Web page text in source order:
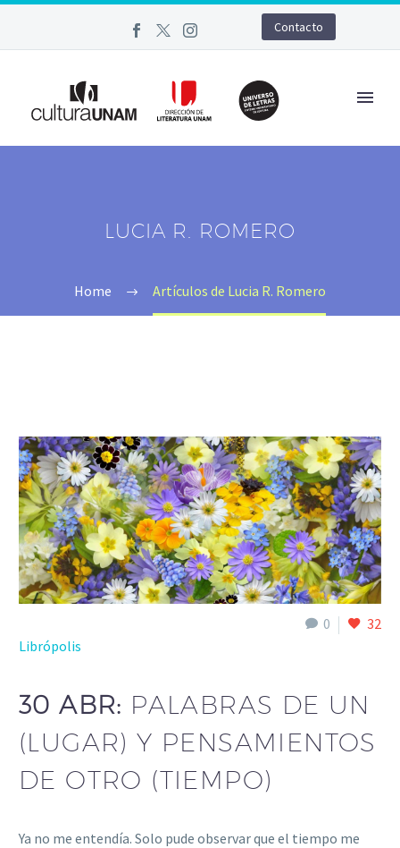
Contacto
LUCIA R. ROMERO
Home Artículos de Lucia R. Romero
0
32
Librópolis
30 ABR: PALABRAS DE UN
(LUGAR) Y PENSAMIENTOS
DE OTRO (TIEMPO)
Ya no me entendía. Solo pude observar que el tiempo me